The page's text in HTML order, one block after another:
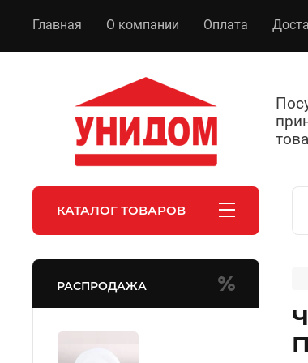
Главная О компании Оплата
КАТАЛОГ ТОВАРОВ
РАСПРОДАЖА